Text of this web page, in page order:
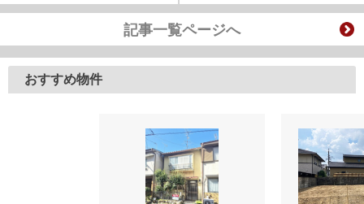
記事一覧ページへ
おすすめ物件